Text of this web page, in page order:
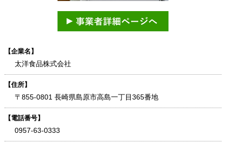
【企業名】
太洋食品株式会社
【住所】
〒855-0801 長崎県島原市高島一丁目365番地
【電話番号】
0957-63-0333